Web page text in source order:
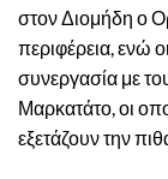
στον Διομήδη ο
περιφέρεια, ενώ
συνεργασία με
Μαρκατάτο, οι
εξετάζουν την